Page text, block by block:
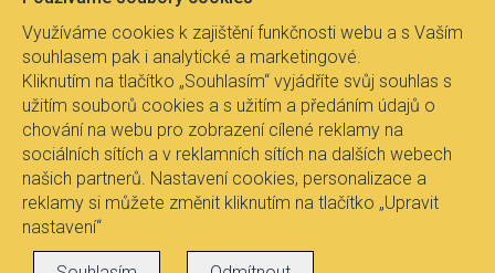
Využíváme cookies k zajištění funkčnosti webu a s Vaším
souhlasem pak i analytické a marketingové.
Kliknutím na tlačítko „Souhlasím“ vyjádříte svůj souhlas s
užitím souborů cookies a s užitím a předáním údajů o
chování na webu pro zobrazení cílené reklamy na
sociálních sítích a v reklamních sítích na dalších webech
našich partnerů. Nastavení cookies, personalizace a
reklamy si můžete změnit kliknutím na tlačítko „Upravit
nastavení“